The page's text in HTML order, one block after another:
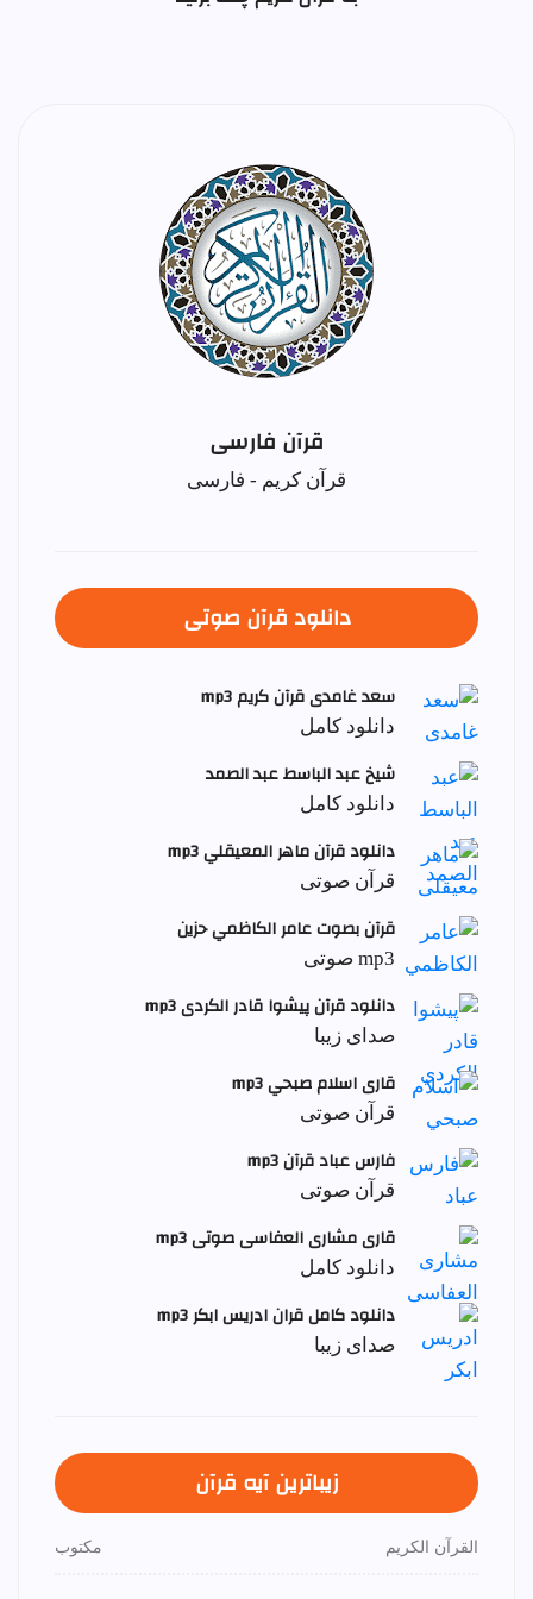
قرآن فارسی
قرآن کریم - فارسی
دانلود قرآن صوتی
سعد غامدی قرآن کریم mp3
دانلود کامل
شيخ عبد الباسط عبد الصمد
دانلود کامل
دانلود قرآن ماهر المعيقلي mp3
قرآن صوتی
قرآن بصوت عامر الكاظمي حزين
mp3 صوتی
دانلود قرآن پیشوا قادر الکردی mp3
صدای زیبا
قاری اسلام صبحي mp3
قرآن صوتی
فارس عباد قرآن mp3
قرآن صوتی
قاری مشاری العفاسی صوتی mp3
دانلود کامل
دانلود کامل قران ادریس ابکر mp3
صدای زیبا
زیباترین آیه قرآن
القرآن الكريم مكتوب